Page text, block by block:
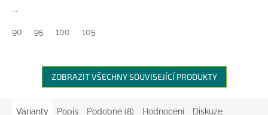
...
90 95 100 105
ZOBRAZIT VŠECHNY SOUVISEJÍCÍ PRODUKTY
Varianty Popis Podobné (8) Hodnocení Diskuze